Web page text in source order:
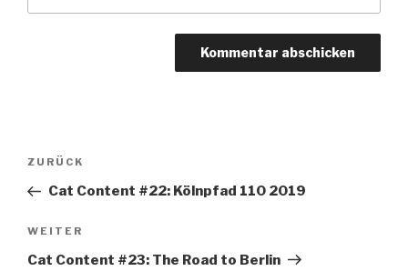
Beitragsnavigation
Vorheriger
Beitrag
ZURÜCK
Cat Content #22: Kölnpfad 110 2019
Nächster
Beitrag
WEITER
Cat Content #23: The Road to Berlin